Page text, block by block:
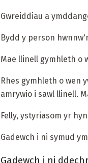
Gwreiddiau a
Bydd y person
Mae llinell gymhleth o
Rhes gymhleth o wen
amrywio i sawl llinell.
Felly, ystyriasom yr
Gadewch i ni symud
Gadewch i ni